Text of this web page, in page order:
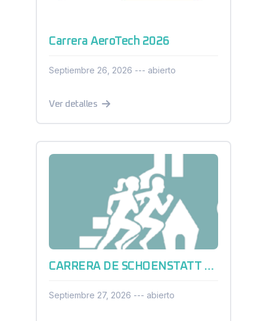
Carrera AeroTech 2026
Septiembre 26, 2026 --- abierto
Ver detalles
CARRERA DE SCHOENSTATT QUERÉTARO 2026
Septiembre 27, 2026 --- abierto